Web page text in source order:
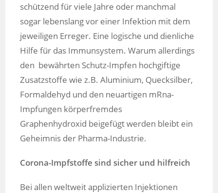
schützend für viele Jahre oder manchmal
sogar lebenslang vor einer Infektion mit dem
jeweiligen Erreger. Eine logische und dienliche
Hilfe für das Immunsystem. Warum allerdings
den bewährten Schutz-Impfen hochgiftige
Zusatzstoffe wie z.B. Aluminium, Quecksilber,
Formaldehyd und den neuartigen mRna-
Impfungen körperfremdes
Graphenhydroxid beigefügt werden bleibt ein
Geheimnis der Pharma-Industrie.
Corona-Impfstoffe sind sicher und hilfreich
Bei allen weltweit applizierten Injektionen